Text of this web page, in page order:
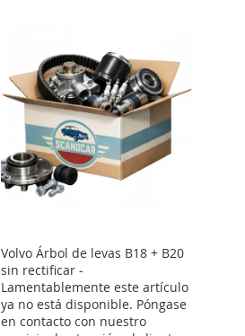
Volvo Árbol de levas B18 + B20
sin rectificar -
Lamentablemente este artículo
ya no está disponible. Póngase
en contacto con nuestro